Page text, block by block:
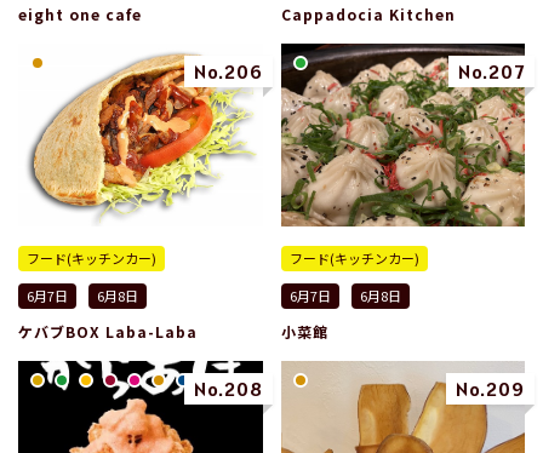
eight one cafe Cappadocia Kitchen
フード(キッチンカー)
6月7日
6月8日
ケバブBOX Laba-Laba
No.206
フード(キッチンカー)
6月7日
6月8日
小菜館
No.207
No.208 No.209